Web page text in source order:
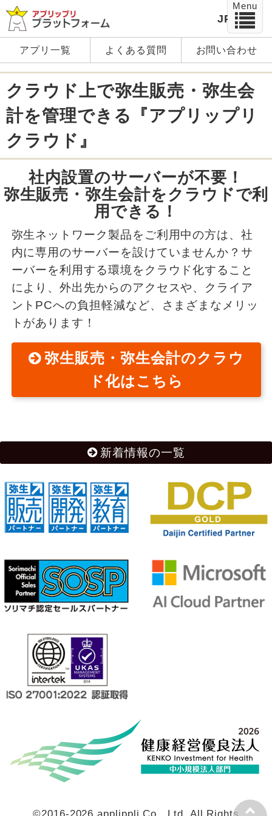
JP EN
アプリ一覧 よくある質問 お問い合わせ
クラウド上で弥生販売・弥生会
計を管理できる『アプリップリ
クラウド』
社内設置のサーバーが不要！
弥生販売・弥生会計をクラウドで利
用できる！
弥生ネットワーク製品をご利用中の方は、社
内に専用のサーバーを設けていませんか？サ
ーバーを利用する環境をクラウド化すること
により、外出先からのアクセスや、クライア
ントPCへの負担軽減など、さまざまなメリッ
トがあります！
弥生販売・弥生会計のクラウ
ド化はこちら
新着情報の一覧
Menu